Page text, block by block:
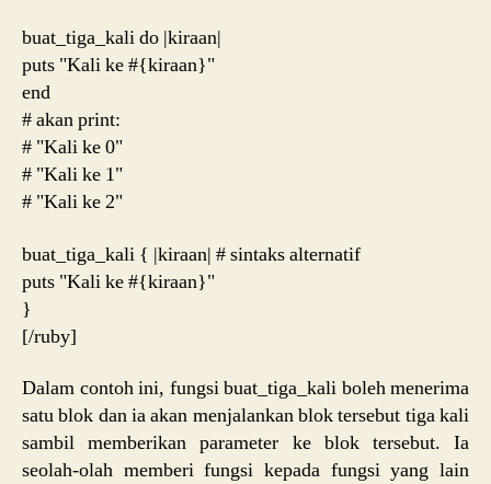
buat_tiga_kali do |kiraan|
puts "Kali ke #{kiraan}"
end
# akan print:
# "Kali ke 0"
# "Kali ke 1"
# "Kali ke 2"
buat_tiga_kali { |kiraan| # sintaks alternatif
puts "Kali ke #{kiraan}"
}
[/ruby]
Dalam contoh ini, fungsi buat_tiga_kali boleh menerima
satu blok dan ia akan menjalankan blok tersebut tiga kali
sambil memberikan parameter ke blok tersebut. Ia
seolah-olah memberi fungsi kepada fungsi yang lain